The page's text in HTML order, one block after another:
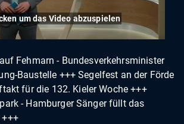
um das Video abzuspielen
Fehmarn - Bundesverkehrsminister
Baustelle +++ Segelfest an der Förde
für die 132. Kieler Woche +++
- Hamburger Sänger füllt das